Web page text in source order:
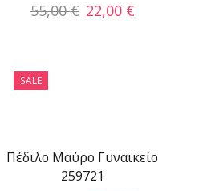
55,00€ 22,00 €
SALE
Πέδιλο Μαύρο Γυναικείο
259721